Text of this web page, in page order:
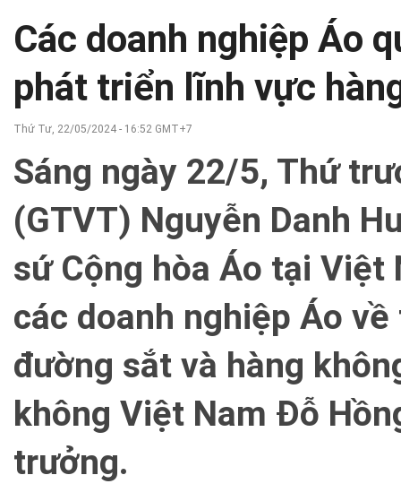
Các doanh nghiệp Áo
phát triển lĩnh vực
Thứ Tư, 22/05/2024 - 16:52 GMT+7
Sáng ngày 22/5, Thứ
(GTVT) Nguyễn Danh
sứ Cộng hòa Áo tại Việt
các doanh nghiệp Áo
đường sắt và hàng
không Việt Nam Đỗ
trưởng.